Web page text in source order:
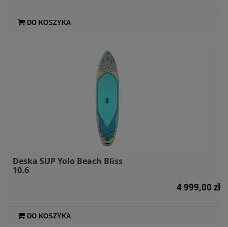
DO KOSZYKA
Deska SUP Yolo Beach Bliss
10.6
4 999,00 zł
DO KOSZYKA